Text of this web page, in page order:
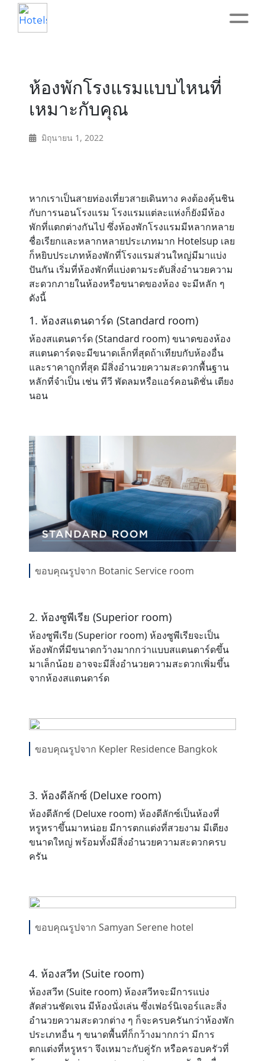
About
Marketing
Accounting
Blog
Contact
ห้องพักโรงแรมแบบไหนที่
เหมาะกับคุณ
มิถุนายน 1, 2022
หากเราเป็นสายท่องเที่ยวสายเดินทาง คงต้องคุ้นชิน
กับการนอนโรงแรม โรงแรมแต่ละแห่งก็ยังมีห้อง
พักที่แตกต่างกันไป ซึ่งห้องพักโรงแรมมีหลากหลาย
ชื่อเรียกและหลากหลายประเภทมาก Hotelsup เลย
ก็หยิบประเภทห้องพักที่โรงแรมส่วนใหญ่มีมาแบ่ง
ปันกัน เริ่มที่ห้องพักที่แบ่งตามระดับสิ่งอำนวยความ
สะดวกภายในห้องหรือขนาดของห้อง จะมีหลัก ๆ
ดังนี้
1. ห้องสแตนดาร์ด (Standard room)
ห้องสแตนดาร์ด (Standard room) ขนาดของห้อง
สแตนดาร์ดจะมีขนาดเล็กที่สุดถ้าเทียบกับห้องอื่น
และราคาถูกที่สุด มีสิ่งอำนวยความสะดวกพื้นฐาน
หลักที่จำเป็น เช่น ทีวี พัดลมหรือแอร์คอนดิชั่น เตียง
นอน
ขอบคุณรูปจาก Botanic Service room
2. ห้องซูพีเรีย (Superior room)
ห้องซูพีเรีย (Superior room) ห้องซูพีเรียจะเป็น
ห้องพักที่มีขนาดกว้างมากกว่าแบบสแตนดาร์ดขึ้น
มาเล็กน้อย อาจจะมีสิ่งอำนวยความสะดวกเพิ่มขึ้น
จากห้องสแตนดาร์ด
ขอบคุณรูปจาก Kepler Residence Bangkok
3. ห้องดีลักซ์ (Deluxe room)
ห้องดีลักซ์ (Deluxe room) ห้องดีลักซ์เป็นห้องที่
หรูหราขึ้นมาหน่อย มีการตกแต่งที่สวยงาม มีเตียง
ขนาดใหญ่ พร้อมทั้งมีสิ่งอำนวยความสะดวกครบ
ครัน
ขอบคุณรูปจาก Samyan Serene hotel
4. ห้องสวีท (Suite room)
ห้องสวีท (Suite room) ห้องสวีทจะมีการแบ่ง
สัดส่วนชัดเจน มีห้องนั่งเล่น ซึ่งเฟอร์นิเจอร์และสิ่ง
อำนวยความสะดวกต่าง ๆ ก็จะครบครันกว่าห้องพัก
ประเภทอื่น ๆ ขนาดพื้นที่ก็กว้างมากกว่า มีการ
ตกแต่งที่หรูหรา จึงเหมาะกับคู่รัก หรือครอบครัวที่